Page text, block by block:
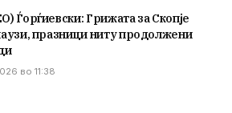
Ѓорѓиевски: Грижата за Скопје
празници ниту продолжени
во 11:38